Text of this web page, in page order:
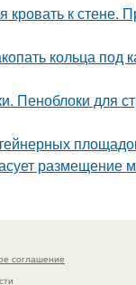
к стене.
кольца под
Пеноблоки для
размещение
соглашение